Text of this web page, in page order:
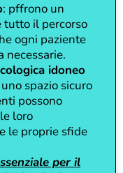
: pffrono un
tutto il percorso
ogni paziente
necessarie.
idoneo
spazio sicuro
possono
loro
le proprie sfide
per il